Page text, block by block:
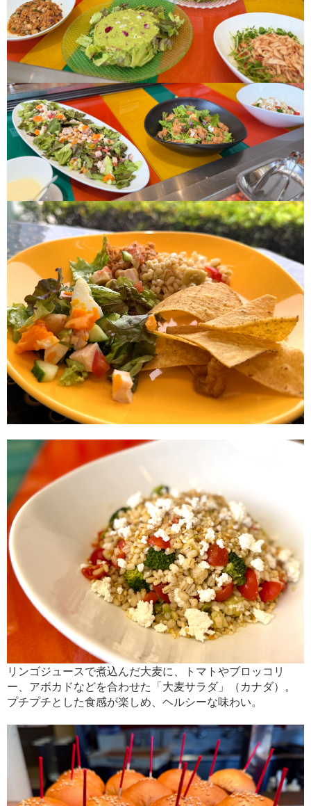
リンゴジュースで煮込んだ大麦に、トマトやブロッコリ
ー、アボカドなどを合わせた「大麦サラダ」（カナダ）。
プチプチとした食感が楽しめ、ヘルシーな味わい。